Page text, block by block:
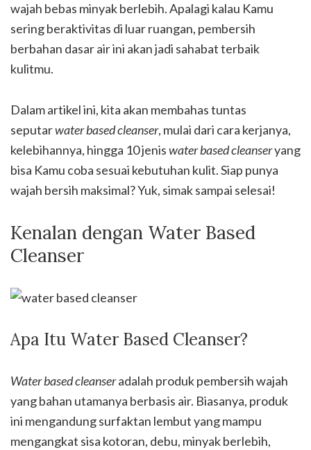
wajah bebas minyak berlebih. Apalagi kalau Kamu
sering beraktivitas di luar ruangan, pembersih
berbahan dasar air ini akan jadi sahabat terbaik
kulitmu.
Dalam artikel ini, kita akan membahas tuntas
seputarwater based cleanser, mulai dari cara kerjanya,
kelebihannya, hingga 10 jeniswater based cleanseryang
bisa Kamu coba sesuai kebutuhan kulit. Siap punya
wajah bersih maksimal? Yuk, simak sampai selesai!
Kenalan dengan Water Based
Cleanser
Apa Itu Water Based Cleanser?
Water based cleanseradalah produk pembersih wajah
yang bahan utamanya berbasis air. Biasanya, produk
ini mengandung surfaktan lembut yang mampu
mengangkat sisa kotoran, debu, minyak berlebih,